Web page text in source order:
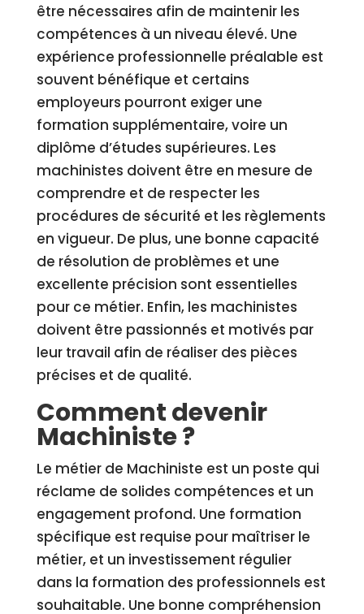
être nécessaires afin de maintenir les
compétences à un niveau élevé. Une
expérience professionnelle préalable est
souvent bénéfique et certains
employeurs pourront exiger une
formation supplémentaire, voire un
diplôme d’études supérieures. Les
machinistes doivent être en mesure de
comprendre et de respecter les
procédures de sécurité et les règlements
en vigueur. De plus, une bonne capacité
de résolution de problèmes et une
excellente précision sont essentielles
pour ce métier. Enfin, les machinistes
doivent être passionnés et motivés par
leur travail afin de réaliser des pièces
précises et de qualité.
Comment devenir
Machiniste ?
Le métier de Machiniste est un poste qui
réclame de solides compétences et un
engagement profond. Une formation
spécifique est requise pour maîtriser le
métier, et un investissement régulier
dans la formation des professionnels est
souhaitable. Une bonne compréhension